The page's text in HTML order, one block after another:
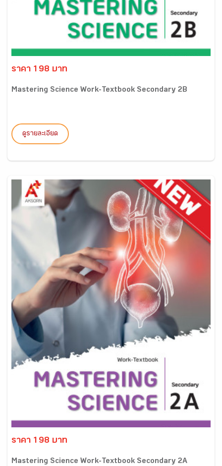
ราคา 198 บาท
Mastering Science Work-Textbook Secondary 2B
ดูรายละเอียด
ราคา 198 บาท
Mastering Science Work-Textbook Secondary 2A